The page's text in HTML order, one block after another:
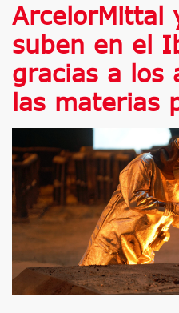
ArcelorMittal
suben en el
gracias a los
las materias